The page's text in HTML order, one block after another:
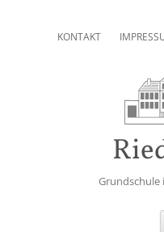
KONTAKT
Grundschule